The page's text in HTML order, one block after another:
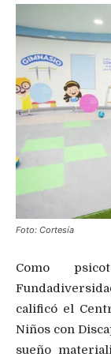
Foto: Cortesía
Como
calificó el
Niños con
sueño